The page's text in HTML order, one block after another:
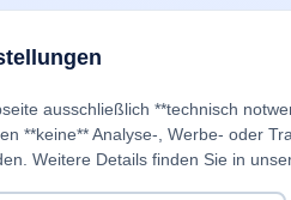
ausschließlich **technisch
**keine** Analyse-, Werbe- oder
Weitere Details finden Sie in